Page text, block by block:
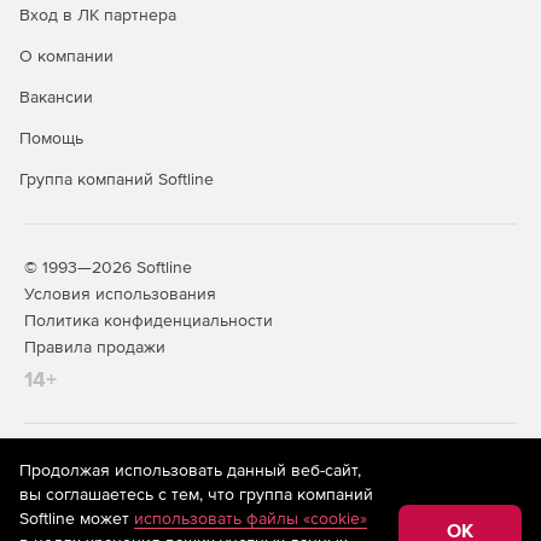
Благодаря продуманной навигации и умному поиску
освоить функционал продукта.
Купите nanoCAD Конструкции PS 26 в нашем интернет-
магазине по доступной цене.
Вход в ЛК партнера
О компании
Вакансии
Помощь
Группа компаний Softline
© 1993—2026 Softline
Условия использования
Политика конфиденциальности
Правила продажи
14+
На информационном ресурсе store.softline.ru применяются
рекомендательные технологии
(информационные технологии
предоставления информации на основе сбора,
систематизации и анализа сведений, относящихся к
Продолжая использовать данный веб-сайт,
вы соглашаетесь с тем, что группа компаний
Softline может использовать файлы «cookie»
OK